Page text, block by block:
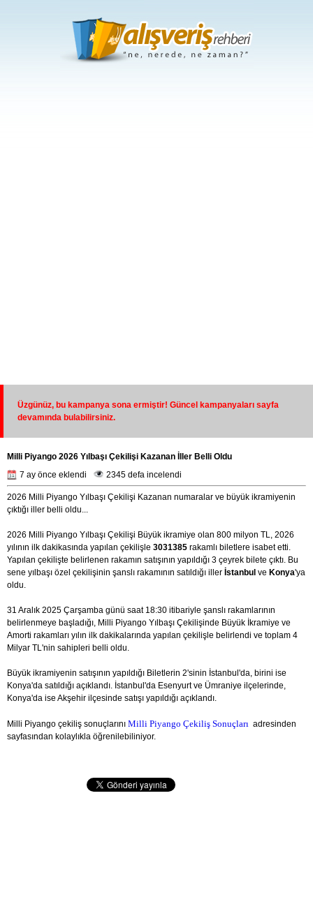
Üzgünüz, bu kampanya sona ermiştir! Güncel kampanyaları sayfa
devamında bulabilirsiniz.
Milli Piyango 2026 Yılbaşı Çekilişi Kazanan İller Belli Oldu
7 ay önce eklendi
2345 defa incelendi
2026 Milli Piyango Yılbaşı Çekilişi Kazanan numaralar ve büyük ikramiyenin
çıktığı iller belli oldu...
2026 Milli Piyango Yılbaşı Çekilişi Büyük ikramiye olan 800 milyon TL, 2026
yılının ilk dakikasında yapılan çekilişle 3031385 rakamlı biletlere isabet etti.
Yapılan çekilişte belirlenen rakamın satışının yapıldığı 3 çeyrek bilete çıktı. Bu
sene yılbaşı özel çekilişinin şanslı rakamının satıldığı iller İstanbul ve Konya'ya
oldu.
31 Aralık 2025 Çarşamba günü saat 18:30 itibariyle şanslı rakamlarının
belirlenmeye başladığı, Milli Piyango Yılbaşı Çekilişinde Büyük İkramiye ve
Amorti rakamları yılın ilk dakikalarında yapılan çekilişle belirlendi ve toplam 4
Milyar TL'nin sahipleri belli oldu.
Büyük ikramiyenin satışının yapıldığı Biletlerin 2'sinin İstanbul'da, birini ise
Konya'da satıldığı açıklandı. İstanbul'da Esenyurt ve Ümraniye ilçelerinde,
Konya'da ise Akşehir ilçesinde satışı yapıldığı açıklandı.
Milli Piyango çekiliş sonuçlarını Milli Piyango Çekiliş Sonuçları adresinden
sayfasından kolaylıkla öğrenilebiliniyor.